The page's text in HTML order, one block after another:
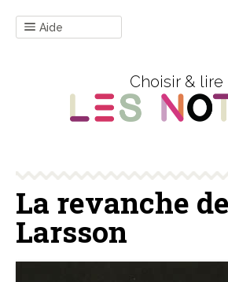
Aide
Choisir & lire
La revanche
Larsson